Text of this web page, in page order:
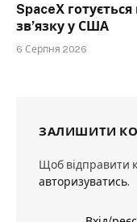
SpaceX
зв’язку у США
6 Серпня 2026
ЗАЛИШИТИ
Щоб відправити
авторизуватись.